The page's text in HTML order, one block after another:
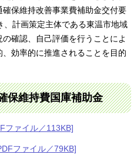
保維持改善事業費補助金交付要
計画策定主体である東温市地域
確認、自己評価を行うことによ
効率的に推進されることを目的
保維持費国庫補助金
ァイル／113KB]
ファイル／79KB]